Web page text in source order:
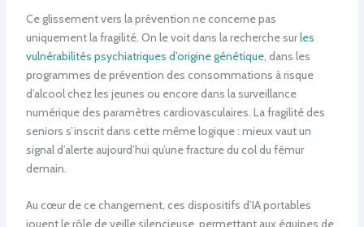
Ce glissement vers la prévention ne concerne pas
uniquement la fragilité. On le voit dans la recherche surles
vulnérabilités psychiatriques d’origine génétique, dans les
programmes de prévention des consommations à risque
d’alcool chez les jeunes ou encore dans la surveillance
numérique des paramètres cardiovasculaires. La fragilité des
seniors s’inscrit dans cette même logique : mieux vaut un
signal d’alerte aujourd’hui qu’une fracture du col du fémur
demain.
Au cœur de ce changement, ces dispositifs d’IA portables
jouent le rôle de veille silencieuse, permettant aux équipes de